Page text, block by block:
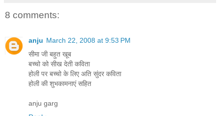
8 comments:
anju March 22, 2008 at 9:53 PM
सीमा जी बहुत खूब
बच्चो को सीख देती कविता
होली पर बच्चो के लिए अति सुंदर कविता
होली की शुभकामनाएं सहित
anju garg